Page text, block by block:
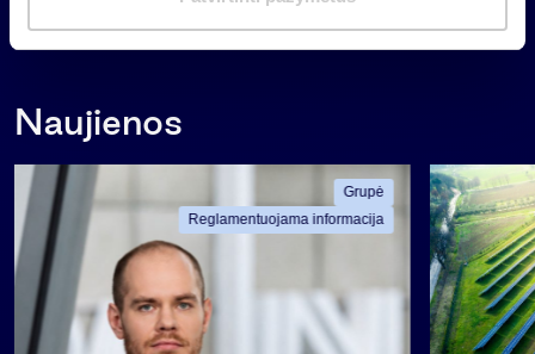
s
Naujienos
Grupė
Reglamentuojama informacija